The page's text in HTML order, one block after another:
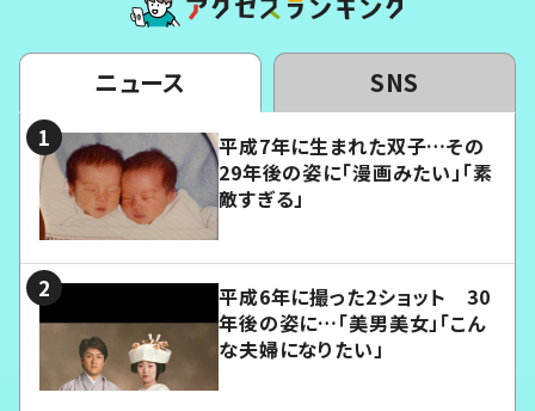
ニュース SNS
平成7年に生まれた双子…その
29年後の姿に「漫画みたい」「素
敵すぎる」
平成6年に撮った2ショット 30
年後の姿に…「美男美女」「こん
な夫婦になりたい」